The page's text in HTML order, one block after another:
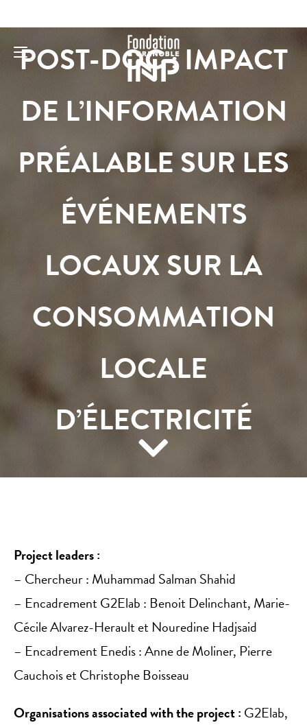
POST-DOC : IMPACT
DE L’INFORMATION
PRÉALABLE SUR LES
ÉVÉNEMENTS
LOCAUX SUR LA
CONSOMMATION
LOCALE
D’ÉLECTRICITÉ
Project leaders :
– Chercheur : Muhammad Salman Shahid
– Encadrement G2Elab : Benoit Delinchant, Marie-
Cécile Alvarez-Herault et Nouredine Hadjsaid
– Encadrement Enedis : Anne de Moliner, Pierre
Cauchois et Christophe Boisseau
Organisations associated with the project : G2Elab,